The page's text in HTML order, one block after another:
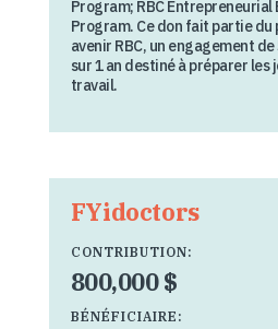
Program; RBC Entrepreneurial
Program. Ce don fait partie
avenir RBC, un engagement
sur 1 an destiné à préparer les
travail.
FYidoctors
CONTRIBUTION:
800,000 $
BÉNÉFICIAIRE: